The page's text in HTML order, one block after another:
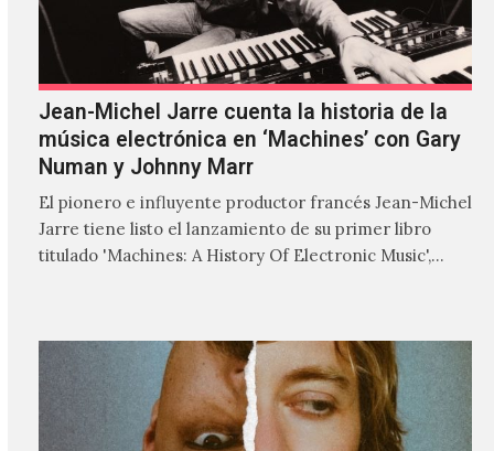
Jean-Michel Jarre cuenta la historia de la
música electrónica en ‘Machines’ con Gary
Numan y Johnny Marr
El pionero e influyente productor francés Jean-Michel
Jarre tiene listo el lanzamiento de su primer libro
titulado 'Machines: A History Of Electronic Music',